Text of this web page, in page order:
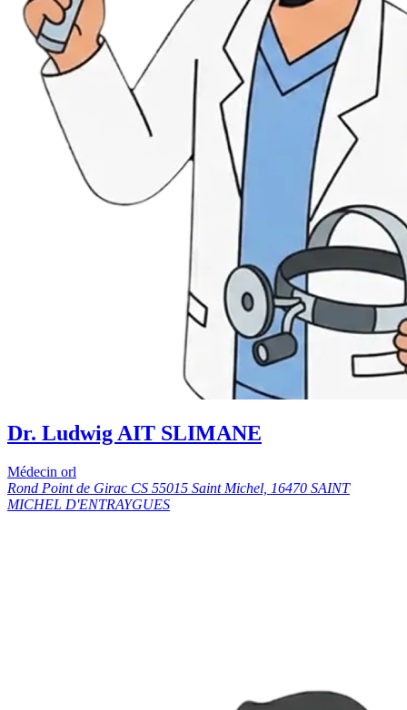
Dr. Ludwig AIT SLIMANE
Médecin orl
Rond Point de Girac CS 55015 Saint Michel, 16470 SAINT
MICHEL D'ENTRAYGUES